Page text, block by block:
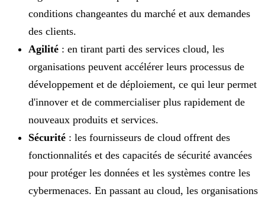
conditions changeantes du marché et aux demandes
des clients.
Agilité : en tirant parti des services cloud, les
organisations peuvent accélérer leurs processus de
développement et de déploiement, ce qui leur permet
d'innover et de commercialiser plus rapidement de
nouveaux produits et services.
Sécurité : les fournisseurs de cloud offrent des
fonctionnalités et des capacités de sécurité avancées
pour protéger les données et les systèmes contre les
cybermenaces. En passant au cloud, les organisations